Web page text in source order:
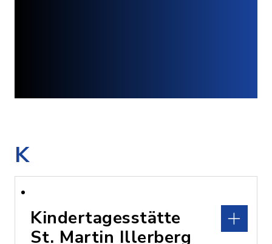
K
Kindertagesstätte
St. Martin Illerberg